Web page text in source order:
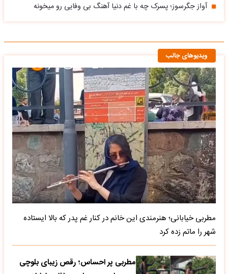
آواز جگرسوز؛ پسرک چه با غم دنیا آهنگ بی وفایی رو میخونه
ویدیوهای جالب
مطربی خیابانی؛ هنرمندی این خانم در کنار غم پدر که بالا ایستاده
شهر را ماتم زده کرد
مطربی پر احساس؛ رقص زیبای بلوچی